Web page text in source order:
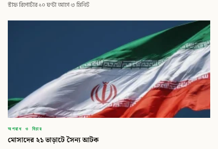
স্টাফ রিপোর্টার·১০ ঘণ্টা আগে·৩ মিনিট
অপরাধ ও বিচার
মোসাদের ২১ ভাড়াটে সৈন্য আটক